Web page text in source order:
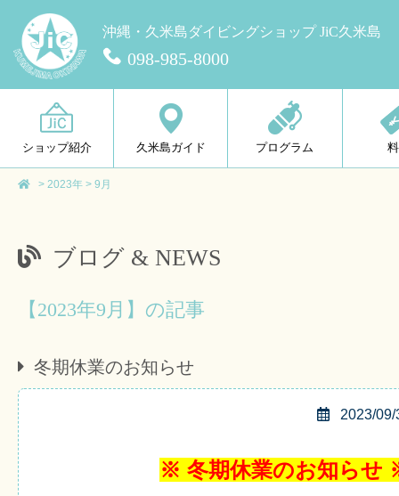
沖縄・久米島ダイビングショップ JiC久米島
098-985-8000
ショップ紹介 久米島ガイド プログラム
> 2023年 > 9月
ブログ & NEWS
【2023年9月】の記事
冬期休業のお知らせ
2023/09/
※ 冬期休業のお知らせ